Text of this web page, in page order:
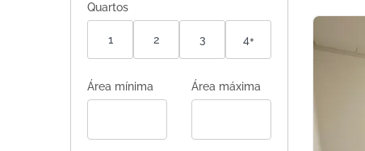
Quartos
1 2 3 4+
Área mínima Área máxima